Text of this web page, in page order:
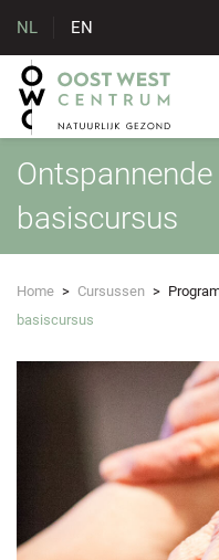
NL EN
basiscursus
Home > Cursussen >
basiscursus